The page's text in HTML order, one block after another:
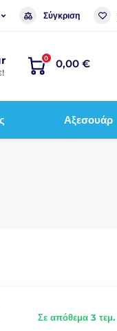
Σύγκριση
0 0,00 €
Αξεσουάρ
Σε απόθεμα 3 τεμ.